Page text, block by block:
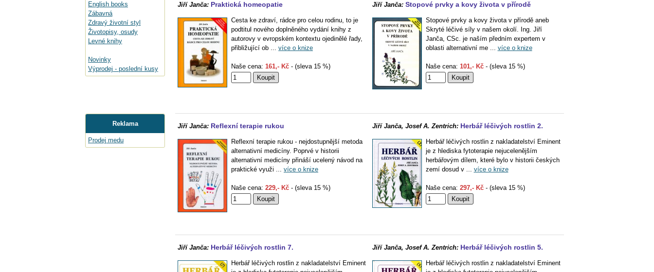
English books
Zábavná
Zdravý životní styl
Životopisy, osudy
Levné knihy
Novinky
Výprodej - poslední kusy
Reklama
Prodej medu
Jiří Janča: Praktická homeopatie
Cesta ke zdraví, rádce pro celou rodinu, to je
podtitul nového doplněného vydání knihy z
autorovy v evropském kontextu ojedinělé řady,
přibližující ob ... více o knize
Naše cena: 161,- Kč - (sleva 15 %)
Jiří Janča: Stopové prvky a kovy života v přírodě
Stopové prvky a kovy života v přírodě aneb
Skryté léčivé síly v našem okolí. Ing. Jiří
Janča, CSc. je naším předním expertem v
oblasti alternativní me ... více o knize
Naše cena: 101,- Kč- (sleva 15 %)
Jiří Janča: Reflexní terapie rukou
Reflexní terapie rukou - nejdostupnější metoda
alternativní medicíny. Poprvé v historii
alternativní medicíny přináší ucelený návod na
praktické využi ... více o knize
Naše cena: 229,- Kč - (sleva 15 %)
Jiří Janča, Josef A. Zentrich: Herbář léčivých rostlin 2.
Herbář léčivých rostlin z nakladatelství Eminent
je z hlediska fytoterapie nejucelenějším
herbářovým dílem, které bylo v historii českých
zemí dosud v ... více o knize
Naše cena: 297,- Kč- (sleva 15 %)
Jiří Janča: Herbář léčivých rostlin 7.
Herbář léčivých rostlin z nakladatelství Eminent
Jiří Janča, Josef A. Zentrich: Herbář léčivých rostlin 5.
Herbář léčivých rostlin z nakladatelství Eminent